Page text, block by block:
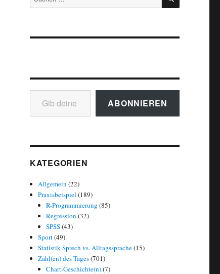
Elberadweg verteidigt Spitzenposition“
nach:
Gib deine E-Mail-Adresse ein ...
ABONNIEREN
KATEGORIEN
Allgemein (22)
Praxisbeispiel (189)
R-Programmierung (85)
Regression (32)
SPSS(43)
Sport(49)
Statistik-Sprech vs. Alltagssprache(15)
Zahl(en) des Tages(701)
Chart-Geschichte(n)(7)